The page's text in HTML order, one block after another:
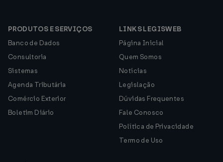
PRODUTOS E SERVIÇOS
Banco de Dados
Consultoria
Sistemas
Agenda Tributária
Comércio Exterior
Boletim Diário
LINKS LEGISWEB
Página Inicial
Quem Somos
Notícias
Legislação
Dúvidas Frequentes
Fale Conosco
Política de Privacidade
Termo de Uso